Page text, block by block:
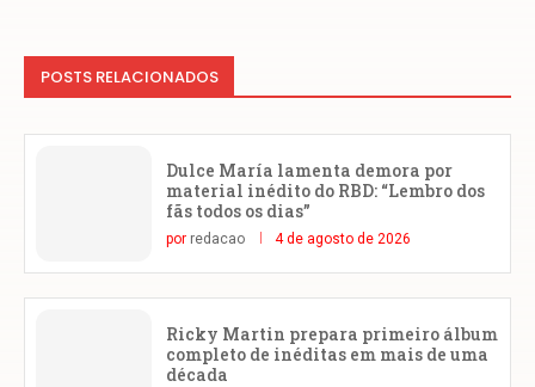
POSTS RELACIONADOS
Dulce María lamenta demora por
material inédito do RBD: “Lembro dos
fãs todos os dias”
por redacao 4 de agosto de 2026
Ricky Martin prepara primeiro álbum
completo de inéditas em mais de uma
década